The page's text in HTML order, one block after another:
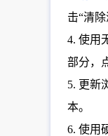
击“清除
4. 使用
部分，
5. 更新
本。
6. 使用